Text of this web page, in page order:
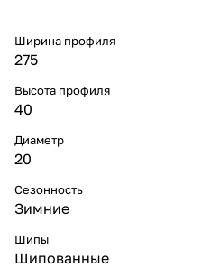
Ширина профиля
275
Высота профиля
40
Диаметр
20
Сезонность
Зимние
Шипы
Шипованные